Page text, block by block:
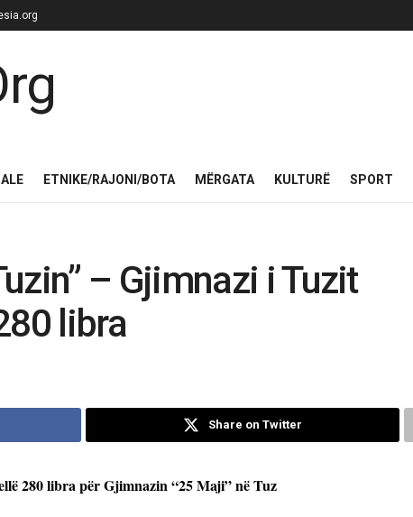
ETNIKE/RAJONI/BOTA MËRGATA KULTURË SPORT
– Gjimnazi i Tuzit
libra
Share on Twitter
280 libra për Gjimnazin “25 Maji” në Tuz